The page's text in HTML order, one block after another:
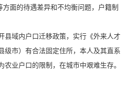
面的待遇差异和不均衡问题，户籍制
县域内户口迁移政策，实行《外来人才
级市）有合法固定住所，本人及其直系
业户口的限制，在城市中艰难生存。